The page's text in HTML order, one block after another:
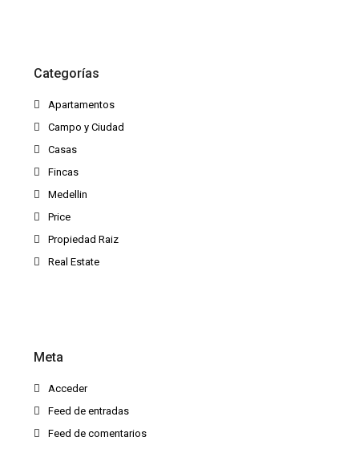
Categorías
Apartamentos
Campo y Ciudad
Casas
Fincas
Medellin
Price
Propiedad Raiz
Real Estate
Meta
Acceder
Feed de entradas
Feed de comentarios